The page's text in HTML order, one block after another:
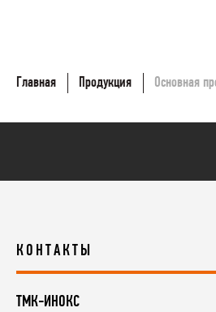
Главная Продукция Основная
КОНТАКТЫ
ТМК-ИНОКС